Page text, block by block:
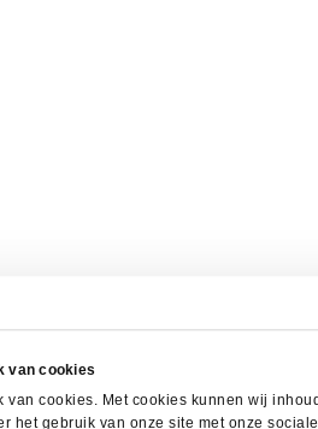
van cookies
van cookies. Met cookies kunnen wij
het gebruik van onze site met onze